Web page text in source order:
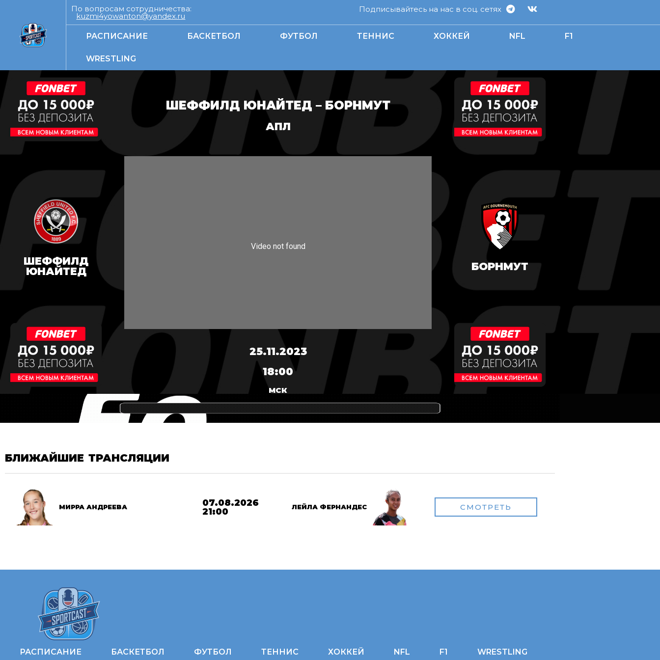
По вопросам сотрудничества:
kuzmi4yowanton@yandex.ru
Подписывайтесь на нас в соц. сетях
РАСПИСАНИЕ БАСКЕТБОЛ ФУТБОЛ ТЕННИС ХОККЕЙ NFL F1
WRESTLING
ШЕФФИЛД
ЮНАЙТЕД
ШЕФФИЛД ЮНАЙТЕД – БОРНМУТ
АПЛ
25.11.2023
18:00
МСК
БОРНМУТ
БЛИЖАЙШИЕ ТРАНСЛЯЦИИ
МИРРА АНДРЕЕВА
07.08.2026
21:00
ЛЕЙЛА ФЕРНАНДЕС СМОТРЕТЬ
РАСПИСАНИЕ БАСКЕТБОЛ ФУТБОЛ ТЕННИС ХОККЕЙ NFL F1 WRESTLING